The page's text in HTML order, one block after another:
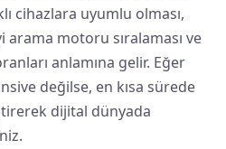
cihazlara uyumlu olması,
motoru sıralaması ve
anlamına gelir. Eğer
değilse, en kısa sürede
dijital dünyada